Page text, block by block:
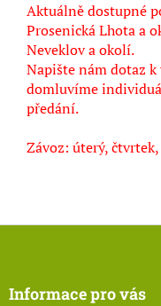
Aktuálně dostupné
Prosenická Lhota a
Neveklov a okolí.
Napište nám dotaz k
domluvíme
předání.
Závoz: úterý,
Informace pro vás